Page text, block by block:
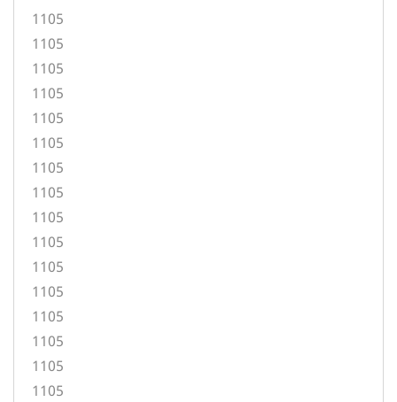
1105
1105
1105
1105
1105
1105
1105
1105
1105
1105
1105
1105
1105
1105
1105
1105